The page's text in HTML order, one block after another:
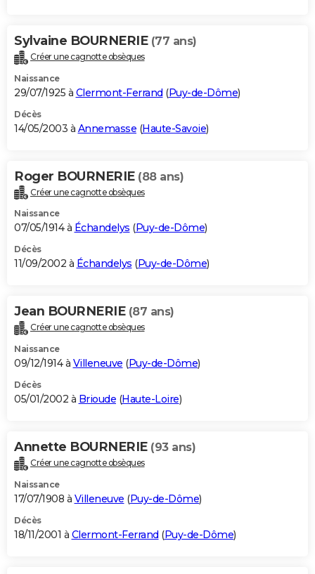
Sylvaine BOURNERIE (77 ans)
Créer une cagnotte obsèques
Naissance
29/07/1925 à Clermont-Ferrand (Puy-de-Dôme)
Décès
14/05/2003 à Annemasse (Haute-Savoie)
Roger BOURNERIE (88 ans)
Créer une cagnotte obsèques
Naissance
07/05/1914 à Échandelys (Puy-de-Dôme)
Décès
11/09/2002 à Échandelys (Puy-de-Dôme)
Jean BOURNERIE (87 ans)
Créer une cagnotte obsèques
Naissance
09/12/1914 à Villeneuve (Puy-de-Dôme)
Décès
05/01/2002 à Brioude (Haute-Loire)
Annette BOURNERIE (93 ans)
Créer une cagnotte obsèques
Naissance
17/07/1908 à Villeneuve (Puy-de-Dôme)
Décès
18/11/2001 à Clermont-Ferrand (Puy-de-Dôme)